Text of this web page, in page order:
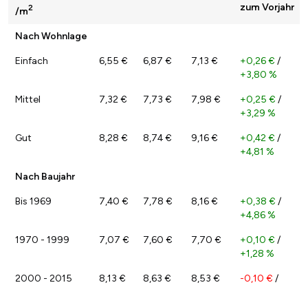
/m2
zum Vorjahr
Nach Wohnlage
Einfach 6,55 € 6,87 € 7,13 € +0,26 € /
+3,80 %
Mittel 7,32 € 7,73 € 7,98 € +0,25 € /
+3,29 %
Gut 8,28 € 8,74 € 9,16 € +0,42 € /
+4,81 %
Nach Baujahr
Bis 1969 7,40 € 7,78 € 8,16 € +0,38 € /
+4,86 %
1970 - 1999 7,07 € 7,60 € 7,70 € +0,10 € /
+1,28 %
2000 - 2015 8,13 € 8,63 € 8,53 € -0,10 € /